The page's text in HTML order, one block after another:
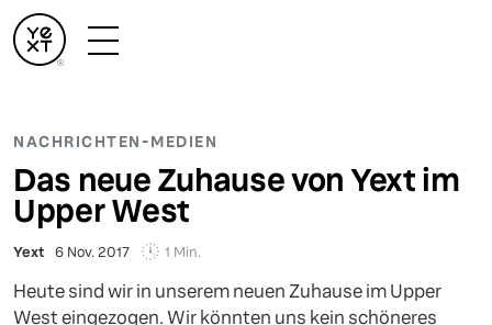
NACHRICHTEN-MEDIEN
Das neue Zuhause von Yext im
Upper West
Yext 6 Nov. 2017 1 Min.
Heute sind wir in unserem neuen Zuhause im Upper
West eingezogen. Wir könnten uns kein schöneres